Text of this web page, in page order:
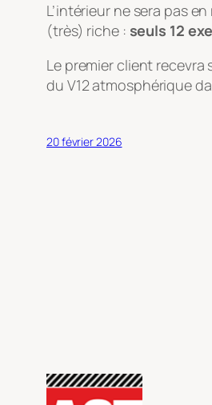
L’intérieur ne sera pas
(très) riche : seuls 12
Le premier client recevra
du V12 atmosphérique
20 février 2026